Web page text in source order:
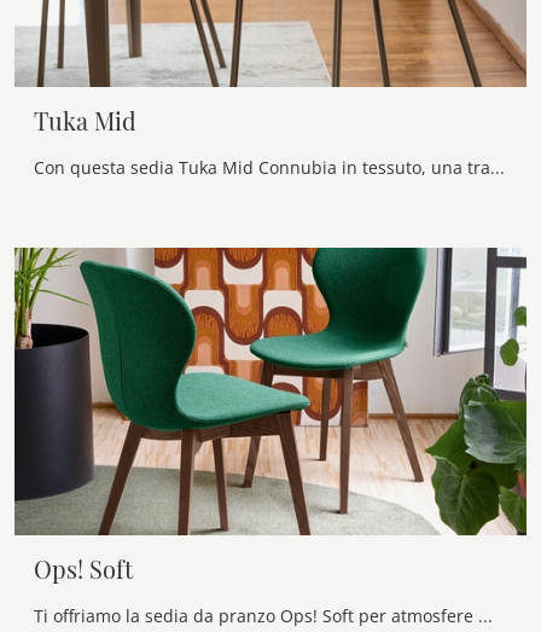
Tuka Mid
Con questa sedia Tuka Mid Connubia in tessuto, una tra le nostre sedute fisse moderne, potrai arricchire i tuoi interni.
Ops! Soft
Ti offriamo la sedia da pranzo Ops! Soft per atmosfere moderne, tra le più originali Sedie fisse di Connubia.